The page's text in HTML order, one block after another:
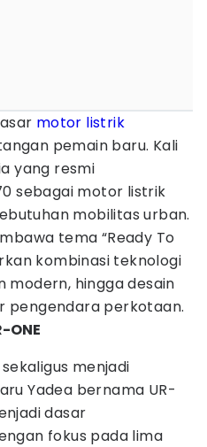
motor listrik
pemain baru. Kali
yang resmi
sebagai motor listrik
mobilitas urban.
tema “Ready To
kombinasi teknologi
hingga desain
pengendara perkotaan.
ONE
menjadi
Yadea bernama UR-
dasar
fokus pada lima